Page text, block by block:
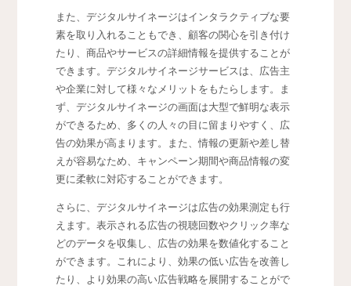
また、デジタルサイネージはインタラクティブな要
素を取り入れることもでき、顧客の関心を引き付け
たり、商品やサービスの詳細情報を提供することが
できます。デジタルサイネージサービスは、広告主
や企業に対して様々なメリットをもたらします。ま
ず、デジタルサイネージの画面は大型で鮮明な表示
ができるため、多くの人々の目に留まりやすく、広
告の効果が高まります。また、情報の更新や差し替
えが容易なため、キャンペーン期間や商品情報の変
更に柔軟に対応することができます。
さらに、デジタルサイネージは広告の効果測定も行
えます。表示される広告の視聴回数やクリック率な
どのデータを収集し、広告の効果を数値化すること
ができます。これにより、効果の低い広告を改善し
たり、より効果の高い広告戦略を展開することがで